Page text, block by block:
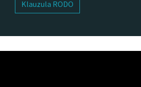
Klauzula RODO